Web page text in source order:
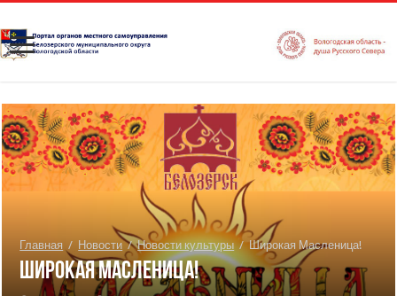
Главная / Новости / Новости культуры / Широкая Масленица!
Широкая Масленица!